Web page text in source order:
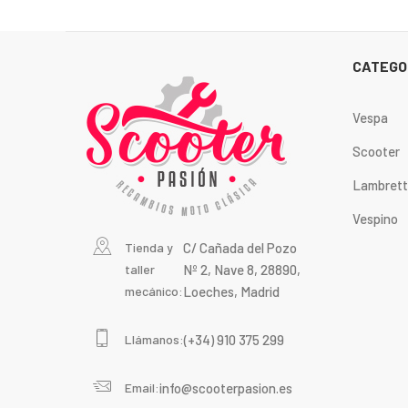
Tienda y
taller
mecánico:
C/ Cañada del Pozo
Nº 2, Nave 8, 28890,
Loeches, Madrid
Llámanos:(+34) 910 375 299
Email:info@scooterpasion.es
Vespa
Scooter
Vespino